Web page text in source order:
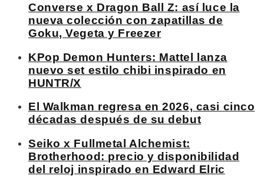
Converse x Dragon Ball Z: así luce la
nueva colección con zapatillas de
Goku, Vegeta y Freezer
KPop Demon Hunters: Mattel lanza
nuevo set estilo chibi inspirado en
HUNTR/X
El Walkman regresa en 2026, casi cinco
décadas después de su debut
Seiko x Fullmetal Alchemist:
Brotherhood: precio y disponibilidad
del reloj inspirado en Edward Elric